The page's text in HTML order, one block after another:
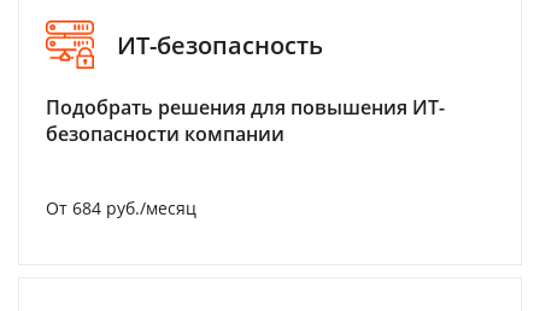
ИТ-безопасность
Подобрать решения для повышения ИТ-
безопасности компании
От 684 руб./месяц